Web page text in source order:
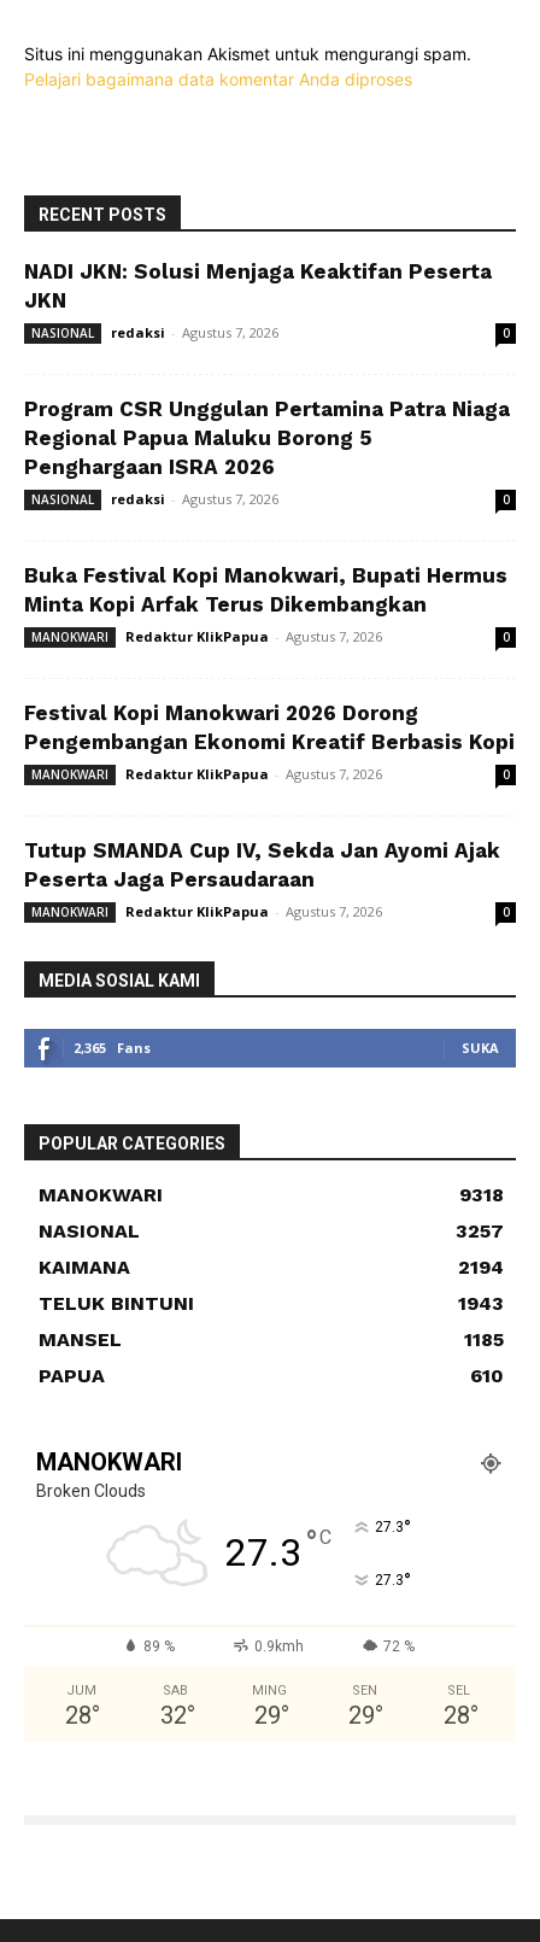
Situs ini menggunakan Akismet untuk mengurangi spam.
Pelajari bagaimana data komentar Anda diproses
RECENT POSTS
NADI JKN: Solusi Menjaga Keaktifan Peserta
JKN
NASIONAL redaksi - Agustus 7, 2026 0
Program CSR Unggulan Pertamina Patra Niaga
Regional Papua Maluku Borong 5
Penghargaan ISRA 2026
NASIONAL redaksi - Agustus 7, 2026 0
Buka Festival Kopi Manokwari, Bupati Hermus
Minta Kopi Arfak Terus Dikembangkan
MANOKWARI Redaktur KlikPapua - Agustus 7, 2026 0
Festival Kopi Manokwari 2026 Dorong
Pengembangan Ekonomi Kreatif Berbasis Kopi
MANOKWARI Redaktur KlikPapua - Agustus 7, 2026 0
Tutup SMANDA Cup IV, Sekda Jan Ayomi Ajak
Peserta Jaga Persaudaraan
MANOKWARI Redaktur KlikPapua - Agustus 7, 2026 0
MEDIA SOSIAL KAMI
2,365 Fans SUKA
POPULAR CATEGORIES
MANOKWARI
9318
NASIONAL
3257
KAIMANA
2194
TELUK BINTUNI
1943
MANSEL
1185
PAPUA
610
MANOKWARI
Broken Clouds
27.3 °C 27.3°
27.3°
89 % 0.9kmh 72 %
JUM
28°
SAB
32°
MING
29°
SEN
29°
SEL
28°